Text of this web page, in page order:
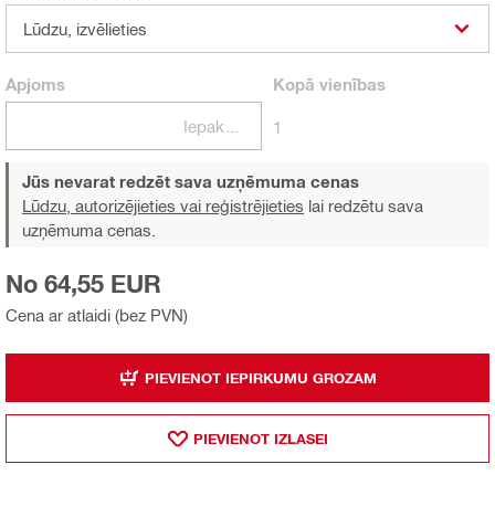
Lūdzu, izvēlieties
Apjoms Kopā vienības
1
Jūs nevarat redzēt sava uzņēmuma cenas
Lūdzu, autorizējieties vai reģistrējieties lai redzētu sava
uzņēmuma cenas.
Cena ar atlaidi (bez PVN)
No 64,55 EUR
PIEVIENOT IEPIRKUMU GROZAM
PIEVIENOT IZLASEI